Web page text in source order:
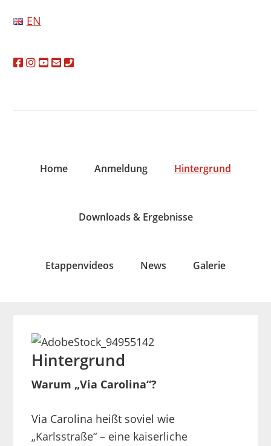
Hauptnavigation
Inhalt
Fußzeile
EN
Home Anmeldung Hintergrund
Downloads & Ergebnisse
Etappenvideos News Galerie
Hintergrund
Warum „Via Carolina“?
Via Carolina heißt soviel wie
„Karlsstraße“ – eine kaiserliche